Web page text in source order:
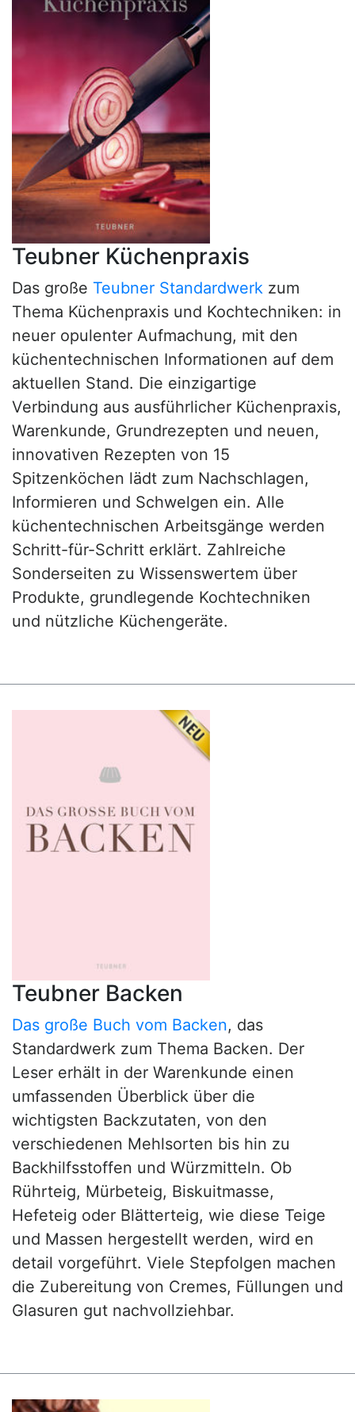
Teubner Küchenpraxis
Das große Teubner Standardwerk zum
Thema Küchenpraxis und Kochtechniken: in
neuer opulenter Aufmachung, mit den
küchentechnischen Informationen auf dem
aktuellen Stand. Die einzigartige
Verbindung aus ausführlicher Küchenpraxis,
Warenkunde, Grundrezepten und neuen,
innovativen Rezepten von 15
Spitzenköchen lädt zum Nachschlagen,
Informieren und Schwelgen ein. Alle
küchentechnischen Arbeitsgänge werden
Schritt-für-Schritt erklärt. Zahlreiche
Sonderseiten zu Wissenswertem über
Produkte, grundlegende Kochtechniken
und nützliche Küchengeräte.
Teubner Backen
Das große Buch vom Backen, das
Standardwerk zum Thema Backen. Der
Leser erhält in der Warenkunde einen
umfassenden Überblick über die
wichtigsten Backzutaten, von den
verschiedenen Mehlsorten bis hin zu
Backhilfsstoffen und Würzmitteln. Ob
Rührteig, Mürbeteig, Biskuitmasse,
Hefeteig oder Blätterteig, wie diese Teige
und Massen hergestellt werden, wird en
detail vorgeführt. Viele Stepfolgen machen
die Zubereitung von Cremes, Füllungen und
Glasuren gut nachvollziehbar.